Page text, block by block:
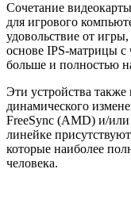
Сочетание
для игрового
удовольствие от
основе IPS-матрицы с
больше и полностью
Эти устройства
динамического
FreeSync (AMD) и/
линейке
которые наиболее
человека.